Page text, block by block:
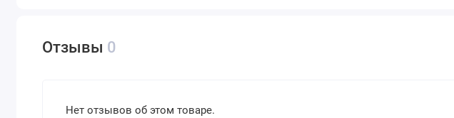
Отзывы 0
Нет отзывов об этом товаре.